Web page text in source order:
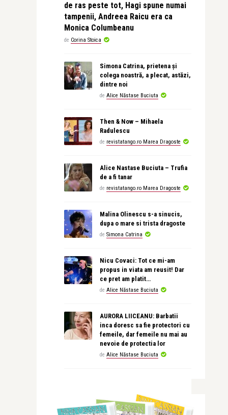
de ras peste tot, Hagi spune numai
tampenii, Andreea Raicu era ca
Monica Columbeanu
de Corina Stoica
Simona Catrina, prietena și
colega noastră, a plecat, astăzi,
dintre noi
de Alice Năstase Buciuta
Then & Now – Mihaela
Radulescu
de revistatango.ro Marea Dragoste
Alice Nastase Buciuta – Trufia
de a fi tanar
de revistatango.ro Marea Dragoste
Malina Olinescu s-a sinucis,
dupa o mare si trista dragoste
de Simona Catrina
Nicu Covaci: Tot ce mi-am
propus in viata am reusit! Dar
ce pret am platit…
de Alice Năstase Buciuta
AURORA LIICEANU: Barbatii
inca doresc sa fie protectori cu
femeile, dar femeile nu mai au
nevoie de protectia lor
de Alice Năstase Buciuta